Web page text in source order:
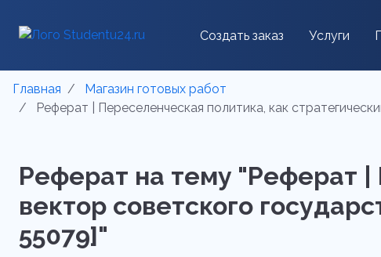
Создать заказ Услуги
Главная
Магазин готовых работ
Реферат | Переселенческая политика, как
Реферат на тему "Реферат |
вектор советского
55079]"